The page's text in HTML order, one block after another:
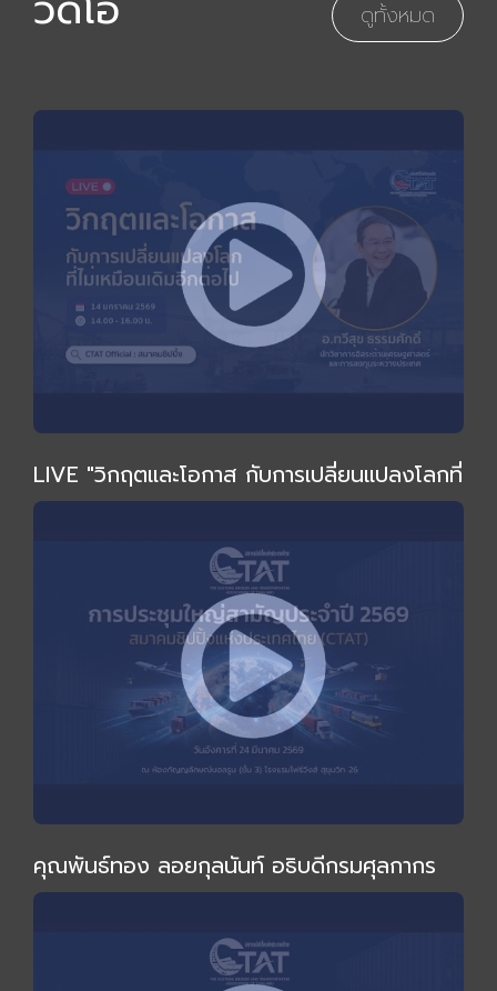
ดูทั้งหมด
LIVE "วิกฤตและโอกาส กับการเปลี่ยนแปลงโลกที่
ไม่เหมือนเดิม" โดย อ.ทวีสุข ธรรมศักดิ์
คุณพันธ์ทอง ลอยกุลนันท์ อธิบดีกรมศุลกากร
ร่วมงานและกล่าวปาฐกถาพิเศษในการประชุมใหญ่